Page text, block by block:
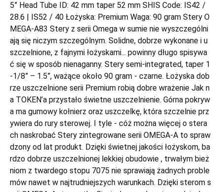
5” Head Tube ID: 42 mm taper 52 mm SHIS Code: IS42 /
28.6 | IS52 / 40 Łożyska: Premium Waga: 90 gram Stery O
MEGA-A83 Stery z serii Omega w sumie nie wyszczególni
ają się niczym szczególnym. Solidne, dobrze wykonane i u
szczelnione, z fajnymi łożyskami... powinny długo spisywa
ć się w sposób nienaganny. Stery semi-integrated, taper 1
-1/8” – 1.5”, ważące około 90 gram - czarne. Łożyska dob
rze uszczelnione serii Premium robią dobre wrażenie Jak n
a TOKEN’a przystało świetne uszczelnienie. Górna pokryw
a ma gumowy kołnierz oraz uszczelkę, która szczelnie prz
ywiera do rury sterowej. I tyle - cóż można więcej o stera
ch naskrobać Stery zintegrowane serii OMEGA-A to spraw
dzony od lat produkt. Dzięki świetnej jakości łożyskom, ba
rdzo dobrze uszczelnionej lekkiej obudowie , trwałym bież
niom z twardego stopu 7075 nie sprawiają żadnych proble
mów nawet w najtrudniejszych warunkach. Dzięki sterom s